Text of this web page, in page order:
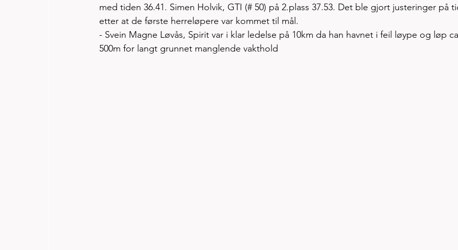
med tiden 36.41. Simen Holvik, GTI (# 50) på 2.plass 37.53. Det ble gjort justeringer på
etter at de første herreløpere var kommet til mål.
- Svein Magne Løvås, Spirit var i klar ledelse på 10km da han havnet i feil løype og løp
500m for langt grunnet manglende vakthold